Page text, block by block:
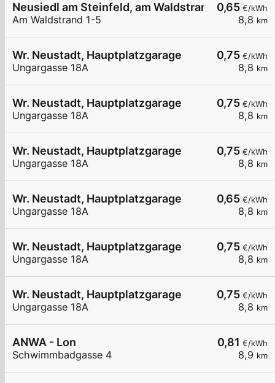
0,65 €/kWh
8,8 km
Neusiedl am Steinfeld, am Waldstrand
Am Waldstrand 1-5
0,75 €/kWh
8,8 km
Wr. Neustadt, Hauptplatzgarage
Ungargasse 18A
0,75 €/kWh
8,8 km
Wr. Neustadt, Hauptplatzgarage
Ungargasse 18A
0,75 €/kWh
8,8 km
Wr. Neustadt, Hauptplatzgarage
Ungargasse 18A
0,65 €/kWh
8,8 km
Wr. Neustadt, Hauptplatzgarage
Ungargasse 18A
0,75 €/kWh
8,8 km
Wr. Neustadt, Hauptplatzgarage
Ungargasse 18A
0,75 €/kWh
8,8 km
Wr. Neustadt, Hauptplatzgarage
Ungargasse 18A
0,81 €/kWh
8,9 km
ANWA - Lon
Schwimmbadgasse 4